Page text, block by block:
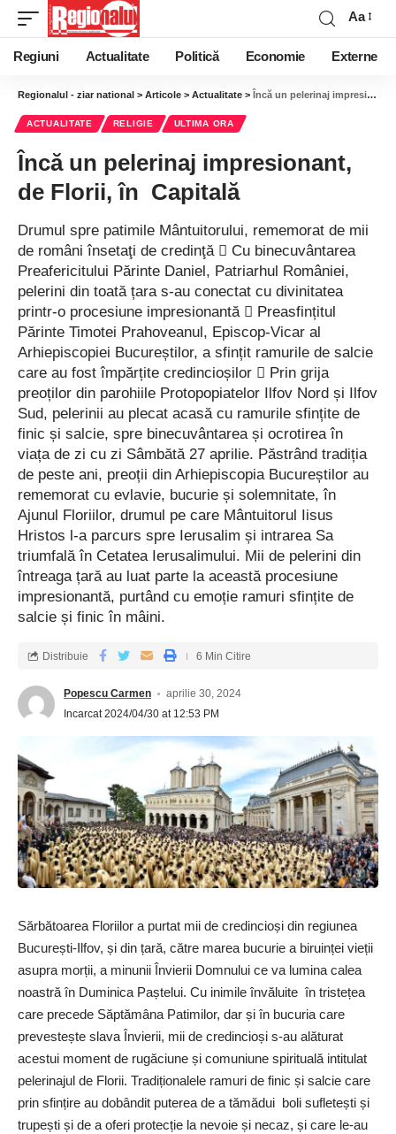
Aa
Regiuni Actualitate Politică Economie Externe
Regionalul - ziar national > Articole > Actualitate > Încă un pelerinaj impresionant, de Florii, în Capitală
ACTUALITATE RELIGIE ULTIMA ORA
Încă un pelerinaj impresionant,
de Florii, în Capitală
Drumul spre patimile Mântuitorului, rememorat de mii
de români însetaţi de credinţă  Cu binecuvântarea
Preafericitului Părinte Daniel, Patriarhul României,
pelerini din toată țara s-au conectat cu divinitatea
printr-o procesiune impresionantă  Preasfințitul
Părinte Timotei Prahoveanul, Episcop-Vicar al
Arhiepiscopiei Bucureștilor, a sfințit ramurile de salcie
care au fost împărțite credincioșilor  Prin grija
preoților din parohiile Protopopiatelor Ilfov Nord și Ilfov
Sud, pelerinii au plecat acasă cu ramurile sfințite de
finic și salcie, spre binecuvântarea și ocrotirea în
viața de zi cu zi Sâmbătă 27 aprilie. Păstrând tradiția
de peste ani, preoții din Arhiepiscopia Bucureștilor au
rememorat cu evlavie, bucurie și solemnitate, în
Ajunul Floriilor, drumul pe care Mântuitorul Iisus
Hristos l-a parcurs spre Ierusalim și intrarea Sa
triumfală în Cetatea Ierusalimului. Mii de pelerini din
întreaga țară au luat parte la această procesiune
impresionantă, purtând cu emoție ramuri sfințite de
salcie și finic în mâini.
Popescu Carmen
aprilie 30, 2024
Incarcat 2024/04/30 at 12:53 PM
Distribuie 6 Min Citire
Sărbătoarea Floriilor a purtat mii de credincioși din regiunea
București-Ilfov, și din țară, către marea bucurie a biruinței vieții
asupra morții, a minunii Învierii Domnului ce va lumina calea
noastră în Duminica Paștelui. Cu inimile învăluite în tristețea
care precede Săptămâna Patimilor, dar și în bucuria care
prevestește slava Învierii, mii de credincioși s-au alăturat
acestui moment de rugăciune și comuniune spirituală intitulat
pelerinajul de Florii. Tradiționalele ramuri de finic și salcie care
prin sfințire au dobândit puterea de a tămădui boli sufletești și
trupești și de a oferi protecție la nevoie și necaz, și care le-au